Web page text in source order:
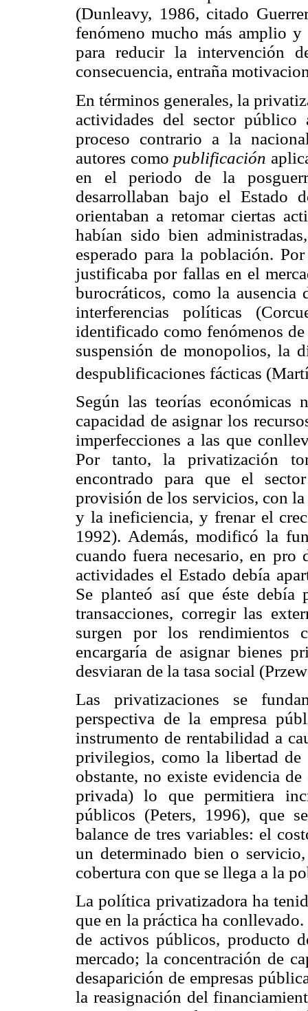
(Dunleavy, 1986, citado
fenómeno mucho más amplio
para reducir la intervención
consecuencia, entraña
En términos generales, la
actividades del sector
proceso contrario a la
autores como publificación
en el periodo de la
desarrollaban bajo el Estado
orientaban a retomar ciertas
habían sido bien
esperado para la población.
justificaba por fallas en el
burocráticos, como la
interferencias políticas
identificado como fenómenos
suspensión de monopolios, la
despublificaciones fácticas
Según las teorías económicas
capacidad de asignar los
imperfecciones a las que
Por tanto, la privatización
encontrado para que el
provisión de los servicios, con
y la ineficiencia, y frenar el
1992). Además, modificó la
cuando fuera necesario, en
actividades el Estado debía
Se planteó así que éste debía
transacciones, corregir las
surgen por los rendimientos
encargaría de asignar bienes
desviaran de la tasa social
Las privatizaciones se
perspectiva de la empresa
instrumento de rentabilidad a
privilegios, como la libertad de
obstante, no existe evidencia
privada) lo que permitiera
públicos (Peters, 1996), que
balance de tres variables: el
un determinado bien o
cobertura con que se llega a la
La política privatizadora ha
que en la práctica ha
de activos públicos, producto
mercado; la concentración de
desaparición de empresas
la reasignación del